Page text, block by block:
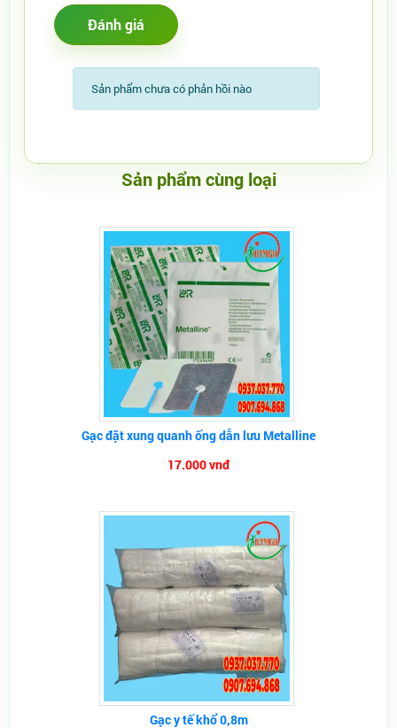
Sản phẩm chưa có phản hồi nào
Sản phẩm cùng loại
Gạc đặt xung quanh ống dẫn lưu Metalline
17.000 vnđ
Gạc y tế khổ 0,8m